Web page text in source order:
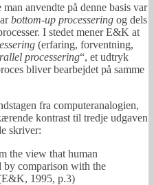
anvendte på denne basis var
bottom-up processering og dels
I stedet mener E&K at
(erfaring, forventning,
processering“, et udtryk
bliver bearbejdet på samme
fra computeranalogien,
kontrast til tredje udgaven
skriver:
the view that human
by comparison with the
1995, p.3)